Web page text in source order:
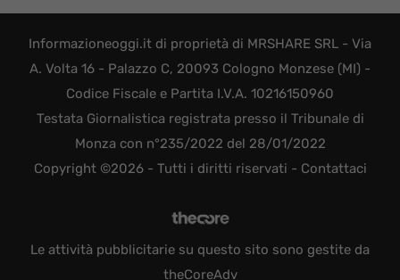
Informazioneoggi.it di proprietà di MRSHARE SRL - Via
A. Volta 16 - Palazzo C, 20093 Cologno Monzese (MI) -
Codice Fiscale e Partita I.V.A. 10216150960
Testata Giornalistica registrata presso il Tribunale di
Monza con n°235/2022 del 28/01/2022
Copyright ©2026 - Tutti i diritti riservati - Contattaci
Le attività pubblicitarie su questo sito sono gestite da
theCoreAdv